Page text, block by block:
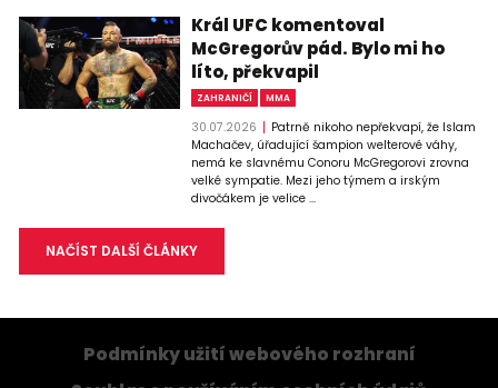
Král UFC komentoval
McGregorův pád. Bylo mi ho
líto, překvapil
ZAHRANIČÍ MMA
30.07.2026
Patrně nikoho nepřekvapí, že Islam
Machačev, úřadující šampion welterové váhy,
nemá ke slavnému Conoru McGregorovi zrovna
velké sympatie. Mezi jeho týmem a irským
divočákem je velice ...
NAČÍST DALŠÍ ČLÁNKY
Podmínky užití webového rozhraní